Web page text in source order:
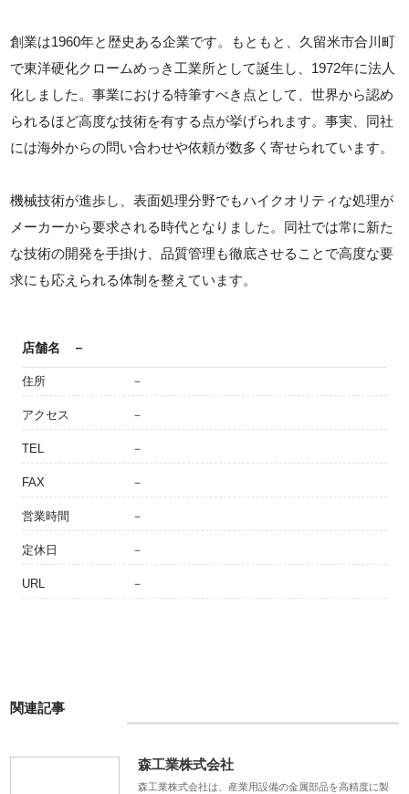
創業は1960年と歴史ある企業です。もともと、久留米市合川町
で東洋硬化クロームめっき工業所として誕生し、1972年に法人
化しました。事業における特筆すべき点として、世界から認め
られるほど高度な技術を有する点が挙げられます。事実、同社
には海外からの問い合わせや依頼が数多く寄せられています。
機械技術が進歩し、表面処理分野でもハイクオリティな処理が
メーカーから要求される時代となりました。同社では常に新た
な技術の開発を手掛け、品質管理も徹底させることで高度な要
求にも応えられる体制を整えています。
店舗名 －
住所 －
アクセス －
TEL －
FAX －
営業時間 －
定休日 －
URL －
関連記事
森工業株式会社
森工業株式会社は、産業用設備の金属部品を高精度に製